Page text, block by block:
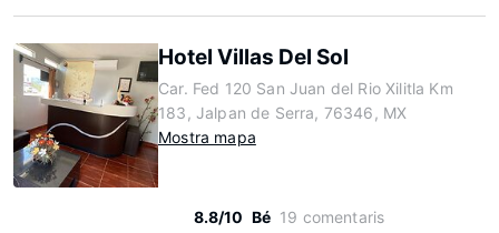
Hotel Villas Del Sol
Car. Fed 120 San Juan del Rio Xilitla Km
183, Jalpan de Serra, 76346, MX
Mostra mapa
8.8/10 Bé 19 comentaris